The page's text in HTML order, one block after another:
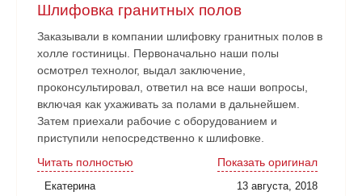
Шлифовка гранитных полов
Заказывали в компании шлифовку гранитных полов в
холле гостиницы. Первоначально наши полы
осмотрел технолог, выдал заключение,
проконсультировал, ответил на все наши вопросы,
включая как ухаживать за полами в дальнейшем.
Затем приехали рабочие с оборудованием и
приступили непосредственно к шлифовке.
наши замечания и пожелания учитывали. Работа
сдана в срок. Очень довольны!
Читать полностью Показать оригинал
Екатерина 13 августа, 2018